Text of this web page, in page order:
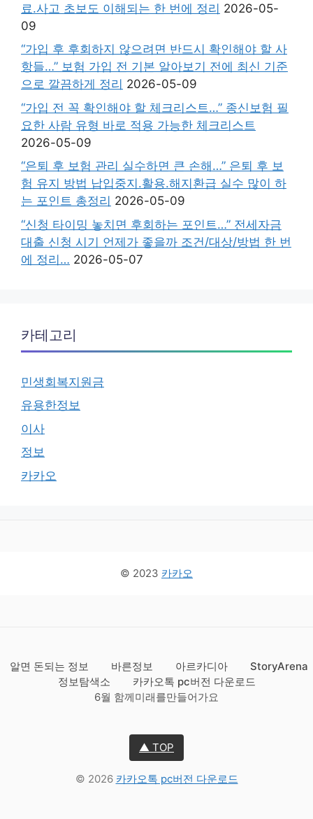
료.사고 초보도 이해되는 한 번에 정리 2026-05-
09
“가입 후 후회하지 않으려면 반드시 확인해야 할 사
항들…” 보험 가입 전 기본 알아보기 전에 최신 기준
으로 깔끔하게 정리 2026-05-09
“가입 전 꼭 확인해야 할 체크리스트…” 종신보험 필
요한 사람 유형 바로 적용 가능한 체크리스트
2026-05-09
“은퇴 후 보험 관리 실수하면 큰 손해…” 은퇴 후 보
험 유지 방법 납입중지.활용.해지환급 실수 많이 하
는 포인트 총정리 2026-05-09
“신청 타이밍 놓치면 후회하는 포인트…” 전세자금
대출 신청 시기 언제가 좋을까 조건/대상/방법 한 번
에 정리… 2026-05-07
카테고리
민생회복지원금
유용한정보
이사
정보
카카오
© 2023 카카오
알면 돈되는 정보 바른정보 아르카디아
StoryArena
정보탐색소
카카오톡 pc버전 다운로드
6월 함께미래를만들어가요
▲ TOP
© 2026 카카오톡 pc버전 다운로드